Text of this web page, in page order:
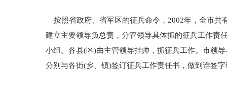
按照省政府、省军区的征兵命令，2002年，全市共
建立主要领导负总责，分管领导具体抓的征兵工作责
小组。各县(区)由主管领导挂帅，抓征兵工作。市领
分别与各街(乡、镇)签订征兵工作责任书，做到谁签